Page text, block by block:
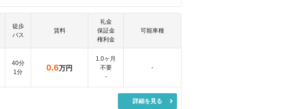
徒歩
バス
賃料
礼金
保証金
権利金
可能車種
40分
1分
0.6万円
1.0ヶ月
不要
-
-
詳細を見る